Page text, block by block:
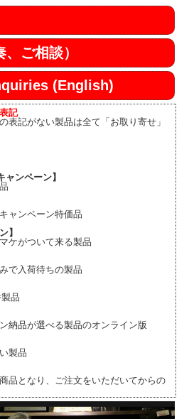
ご相談）
(English)
記
表記がない製品は全て「お取り寄せ」
ャンペーン】
ャンペーン特価品
】
ケがついて来る製品
で入荷待ちの製品
品
納品が選べる製品のオンライン版
製品
品となり、ご注文をいただいてからの